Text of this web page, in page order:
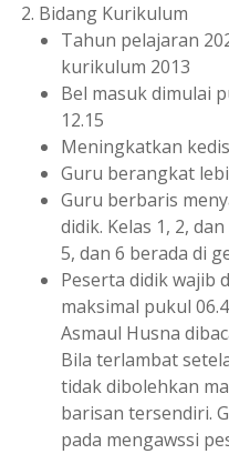
Bidang Kurikulum
Tahun pelajaran
kurikulum 2013
Bel masuk dimulai
12.15
Meningkatkan
Guru berangkat
Guru berbaris
didik. Kelas 1, 2,
5, dan 6 berada di
Peserta didik wajib
maksimal pukul
Asmaul Husna
Bila terlambat
tidak dibolehkan
barisan tersendiri.
pada mengawssi